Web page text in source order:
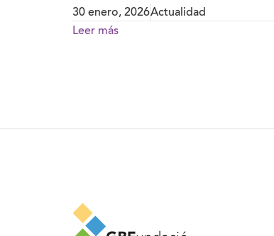
30 enero, 2026Actualidad
Leer más